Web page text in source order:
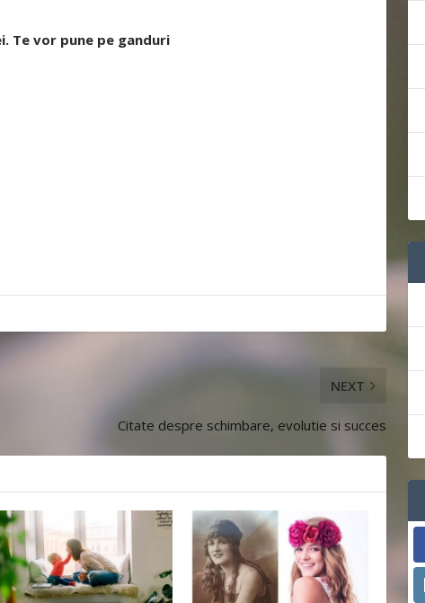
Te vor pune pe ganduri
NEXT
Citate despre schimbare, evolutie si succes